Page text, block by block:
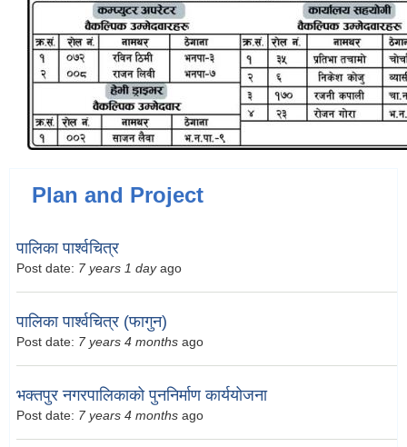
Plan and Project
पालिका पार्श्वचित्र
Post date: 7 years 1 dayago
पालिका पार्श्वचित्र (फागुन)
Post date: 7 years 4 months ago
भक्तपुर नगरपालिकाको पुननिर्माण कार्ययोजना
Post date: 7 years 4 months ago